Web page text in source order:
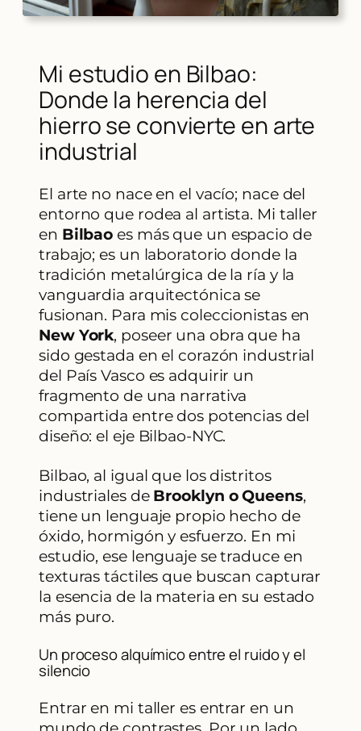
Mi estudio en Bilbao:
Donde la herencia del
hierro se convierte en arte
industrial
El arte no nace en el vacío; nace del
entorno que rodea al artista. Mi taller
en Bilbao es más que un espacio de
trabajo; es un laboratorio donde la
tradición metalúrgica de la ría y la
vanguardia arquitectónica se
fusionan. Para mis coleccionistas en
New York, poseer una obra que ha
sido gestada en el corazón industrial
del País Vasco es adquirir un
fragmento de una narrativa
compartida entre dos potencias del
diseño: el eje Bilbao-NYC.
Bilbao, al igual que los distritos
industriales de Brooklyn o Queens,
tiene un lenguaje propio hecho de
óxido, hormigón y esfuerzo. En mi
estudio, ese lenguaje se traduce en
texturas táctiles que buscan capturar
la esencia de la materia en su estado
más puro.
Un proceso alquímico entre el ruido y el
silencio
Entrar en mi taller es entrar en un